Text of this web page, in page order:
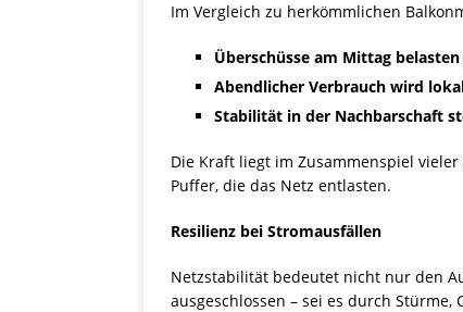
Im Vergleich zu herkömmlichen
Überschüsse am Mittag
Abendlicher Verbrauch wird
Stabilität in der Nachbarschaft
Die Kraft liegt im Zusammenspiel
Puffer, die das Netz entlasten.
Resilienz bei Stromausfällen
Netzstabilität bedeutet nicht nur den
ausgeschlossen – sei es durch